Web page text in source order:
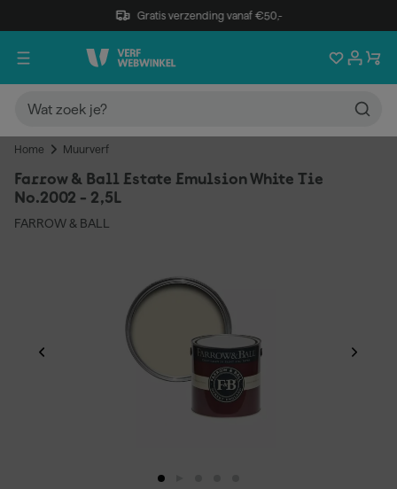
Gratis verzending vanaf €50,-
Home Muurverf
Farrow & Ball Estate Emulsion White Tie
No.2002 - 2,5L
FARROW & BALL